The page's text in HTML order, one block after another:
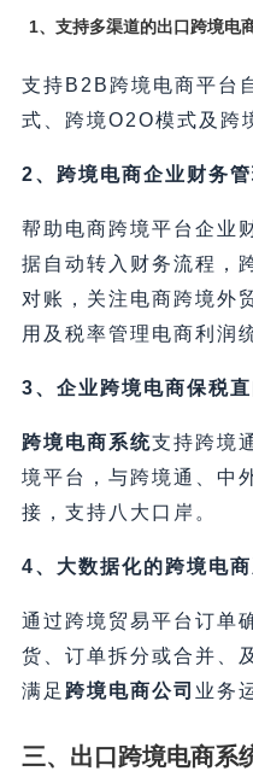
1、支持多渠道的出口跨境电
支持B2B跨境电商平台
式、跨境O2O模式及跨
2、跨境电商企业财务
帮助电商跨境平台企业
据自动转入财务流程，
对账，关注电商跨境外
用及税率管理电商利润
3、企业跨境电商保税
跨境电商系统支持跨境
境平台，与跨境通、中
接，支持八大口岸。
4、大数据化的跨境电
通过跨境贸易平台订单
货、订单拆分或合并、
满足 跨境电商公司 业务
三、出口跨境电商系